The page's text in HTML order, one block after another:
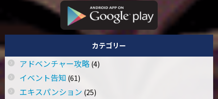
カテゴリー
アドベンチャー攻略 (4)
イベント告知 (61)
エキスパンション (25)